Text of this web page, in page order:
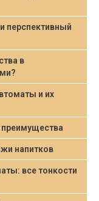
перспективный
в
и их
напитков
все тонкости